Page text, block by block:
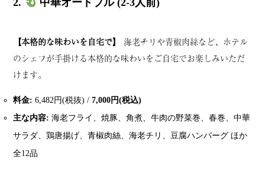
2. 中華オードブル (2-3人前)
【本格的な味わいを自宅で】
海老チリや青椒肉絲など、ホテル
のシェフが手掛ける本格的な味わいをご自宅でお楽しみいただ
けます。
料金: 6,482円(税抜) /7,000円(税込)
主な内容: 海老フライ、焼豚、角煮、牛肉の野菜巻、春巻、中華
サラダ、鶏唐揚げ、青椒肉絲、海老チリ、豆腐ハンバーグ ほか
全12品